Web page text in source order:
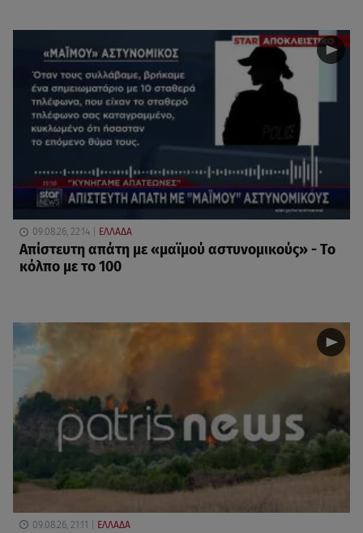
09.08.26, 22:14 ΕΛΛΑΔΑ
Απίστευτη απάτη με «μαϊμού αστυνομικούς» - Το
κόλπο με το 100
09.08.26, 21:11 ΕΛΛΑΔΑ